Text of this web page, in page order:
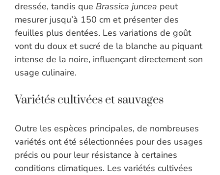
dressée, tandis que Brassica juncea peut
mesurer jusqu’à 150 cm et présenter des
feuilles plus dentées. Les variations de goût
vont du doux et sucré de la blanche au piquant
intense de la noire, influençant directement son
usage culinaire.
Variétés cultivées et sauvages
Outre les espèces principales, de nombreuses
variétés ont été sélectionnées pour des usages
précis ou pour leur résistance à certaines
conditions climatiques. Les variétés cultivées